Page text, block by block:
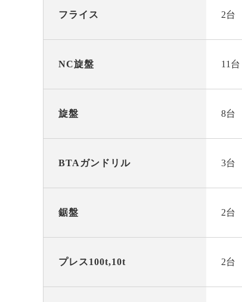
フライス 2台
NC旋盤 11台
旋盤 8台
BTAガンドリル 3台
鋸盤 2台
プレス100t,10t 2台